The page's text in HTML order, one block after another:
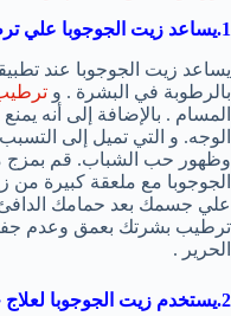
1.يساعد زيت الجوجوبا علي ترطيب البشرة :
يساعد زيت الجوجوبا عند
بالرطوبة في البشرة . و
المسام . بالإضافة إلى أنه
الوجه. و التي تميل إلى
وظهور حب الشباب. قم بمزج
الجوجوبا مع ملعقة كبيرة من
علي جسمك بعد حمامك الدافئ
ترطيب بشرتك بعمق وعدم
الحرير .
2.يستخدم زيت الجوجوبا لعلاج حب الشباب